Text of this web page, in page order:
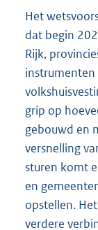
Het
dat begin
Rijk,
instrumenten
grip op
gebouwd en
versnelling
sturen komt
en
opstellen.
verdere